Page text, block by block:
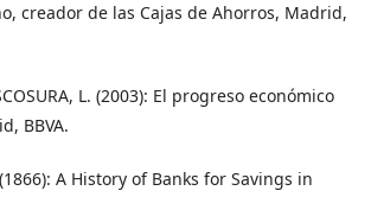
creador de las Cajas de Ahorros, Madrid,
L. (2003): El progreso económico
BBVA.
A History of Banks for Savings in